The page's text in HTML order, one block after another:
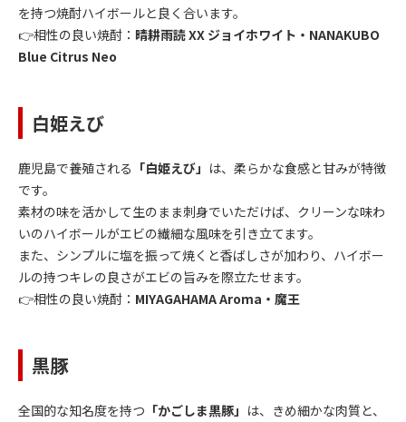
を持つ焼酎ハイボールと良く合います。
👉相性の良い焼酎： 晴耕雨読 XX ジョイホワイト・NANAKUBO
Blue Citrus Neo
白姫えび
鹿児島で養殖される 「白姫えび」 は、柔らかな食感と甘みが特徴
です。
素材の味を活かして生のまま刺身でいただけば、クリーンな味わ
いのハイボールがエビの繊細な風味を引き立てます。
また、シンプルに塩を振って焼くと香ばしさが加わり、ハイボー
ルの持つキレの良さがエビの旨みを際立たせます。
👉相性の良い焼酎： MIYAGAHAMA Aroma・魔王
黒豚
全国的な知名度を持つ 「かごしま黒豚」 は、きめ細かな肉質と、